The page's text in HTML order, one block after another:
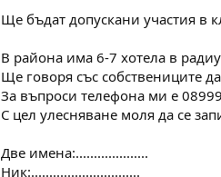
Ще бъдат допускани участия в
В района има 6-7 хотела в
Ще говоря със собствениците
За въпроси телефона ми е
С цел улесняване моля да се
Две имена:....................
Ник:..............................